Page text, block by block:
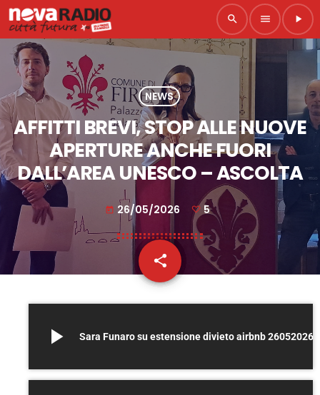
search menu play_arrow
NEWS
AFFITTI BREVI, STOP ALLE NUOVE
APERTURE ANCHE FUORI
DALL’AREA UNESCO – ASCOLTA
today 26/05/2026 5
share
email
play_arrow Sara Funaro su estensione divieto airbnb 26052026